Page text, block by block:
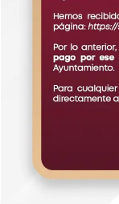
Lic.